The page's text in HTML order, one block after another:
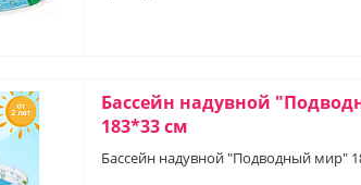
Бассейн надувной
183*33 см
Бассейн надувной "Подводный мир"